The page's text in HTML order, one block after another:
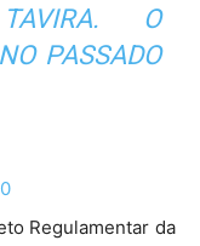
O
PASSADO
Regulamentar da